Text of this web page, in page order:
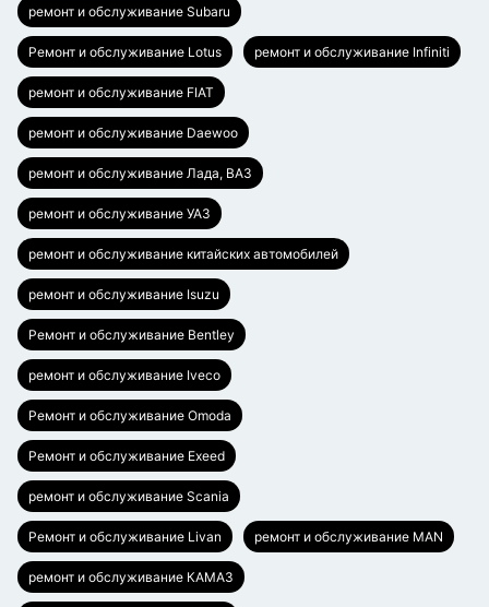
ремонт и обслуживание Subaru
Ремонт и обслуживание Lotus ремонт и обслуживание Infiniti
ремонт и обслуживание FIAT
ремонт и обслуживание Daewoo
ремонт и обслуживание Лада, ВАЗ
ремонт и обслуживание УАЗ
ремонт и обслуживание китайских автомобилей
ремонт и обслуживание Isuzu
Ремонт и обслуживание Bentley
ремонт и обслуживание Iveco
Ремонт и обслуживание Omoda
Ремонт и обслуживание Exeed
ремонт и обслуживание Scania
Ремонт и обслуживание Livan ремонт и обслуживание MAN
ремонт и обслуживание КАМАЗ